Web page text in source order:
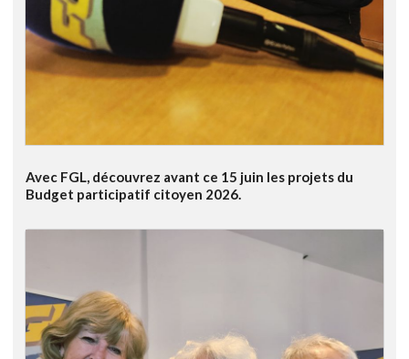
Avec FGL, découvrez avant ce 15 juin les projets du
Budget participatif citoyen 2026.